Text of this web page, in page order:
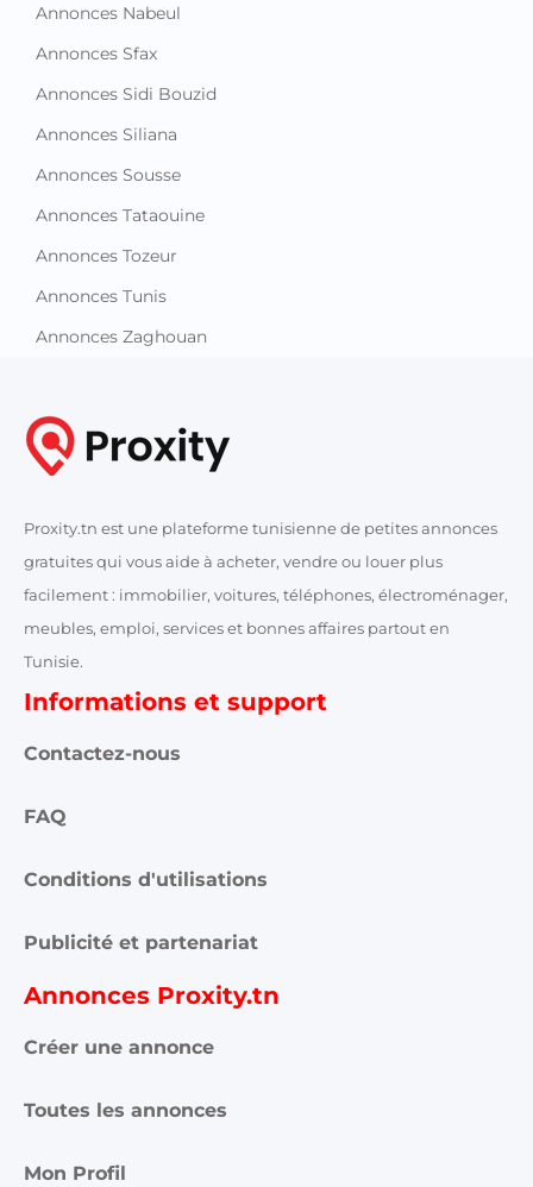
Annonces Nabeul
Annonces Sfax
Annonces Sidi Bouzid
Annonces Siliana
Annonces Sousse
Annonces Tataouine
Annonces Tozeur
Annonces Tunis
Annonces Zaghouan
Proxity.tn est une plateforme tunisienne de petites annonces
gratuites qui vous aide à acheter, vendre ou louer plus
facilement : immobilier, voitures, téléphones, électroménager,
meubles, emploi, services et bonnes affaires partout en
Tunisie.
Informations et support
Contactez-nous
FAQ
Conditions d'utilisations
Publicité et partenariat
Annonces Proxity.tn
Créer une annonce
Toutes les annonces
Mon Profil